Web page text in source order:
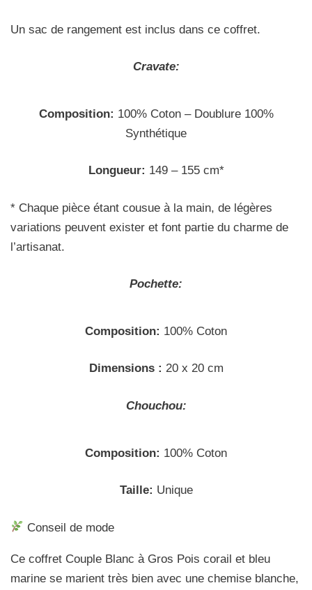
Un sac de rangement est inclus dans ce coffret.
Cravate:
Composition: 100% Coton – Doublure 100%
Synthétique
Longueur: 149 – 155 cm*
* Chaque pièce étant cousue à la main, de légères
variations peuvent exister et font partie du charme de
l’artisanat.
Pochette:
Composition: 100% Coton
Dimensions : 20 x 20 cm
Chouchou:
Composition: 100% Coton
Taille: Unique
Conseil de mode
Ce coffret Couple Blanc à Gros Pois corail et bleu
marine se marient très bien avec une chemise blanche,